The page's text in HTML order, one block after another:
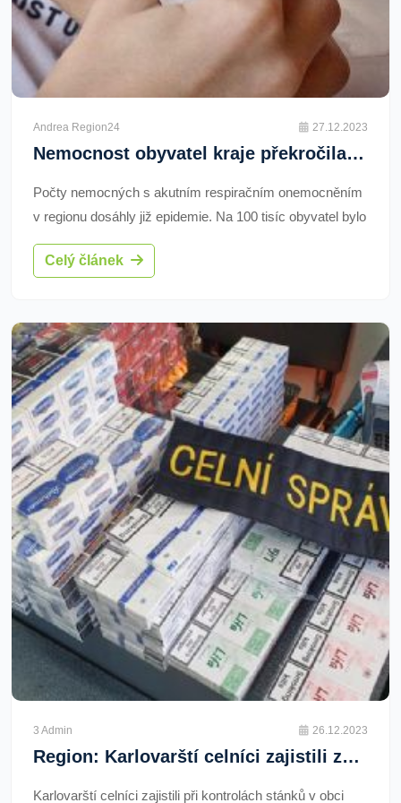
Andrea Region24 27.12.2023
Nemocnost obyvatel kraje překročila hranice epidemie
Počty nemocných s akutním respiračním onemocněním
v regionu dosáhly již epidemie. Na 100 tisíc obyvatel bylo
v tomto týdnu evidováno 1743 nemocných. Ačkoliv došlo
oproti minulému týdnu k velmi mírnému poklesu, stále je
ostatní.
Celý článek
3 Admin 26.12.2023
Region: Karlovarští celníci zajistili zahřívané tabákové výrobky, cigarety a padělky elektronických cigaret
Karlovarští celníci zajistili při kontrolách stánků v obci